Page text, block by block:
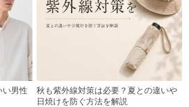
い男性
秋も紫外線対策は必要？夏との違いや
日焼けを防ぐ方法を解説